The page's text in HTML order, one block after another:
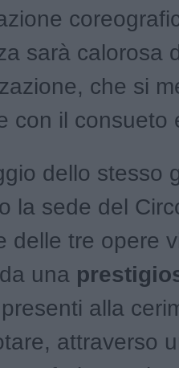
sarà calorosa
che si
con il consueto
dello stesso
la sede del
delle tre opere
una
alla
attraverso